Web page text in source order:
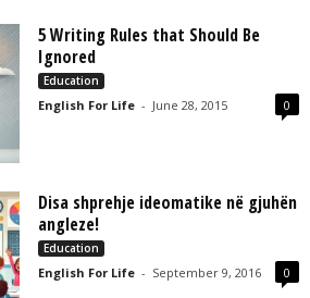
5 Writing Rules that Should Be
Ignored
Education
English For Life - June 28, 2015 0
Disa shprehje ideomatike në gjuhën
angleze!
Education
English For Life - September 9, 2016 0